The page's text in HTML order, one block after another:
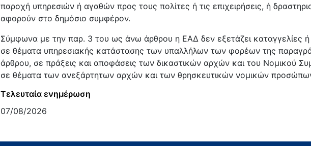
παροχή υπηρεσιών ή αγαθών προς τους πολίτες ή τις επιχειρήσεις, ή
αφορούν στο δημόσιο συμφέρον.
Σύμφωνα με την παρ. 3 του ως άνω άρθρου η ΕΑΔ δεν εξετάζει καταγγελίες
σε θέματα υπηρεσιακής κατάστασης των υπαλλήλων των φορέων της
άρθρου, σε πράξεις και αποφάσεις των δικαστικών αρχών και του Νομικού
σε θέματα των ανεξάρτητων αρχών και των θρησκευτικών νομικών προσώπων
Τελευταία ενημέρωση
07/08/2026